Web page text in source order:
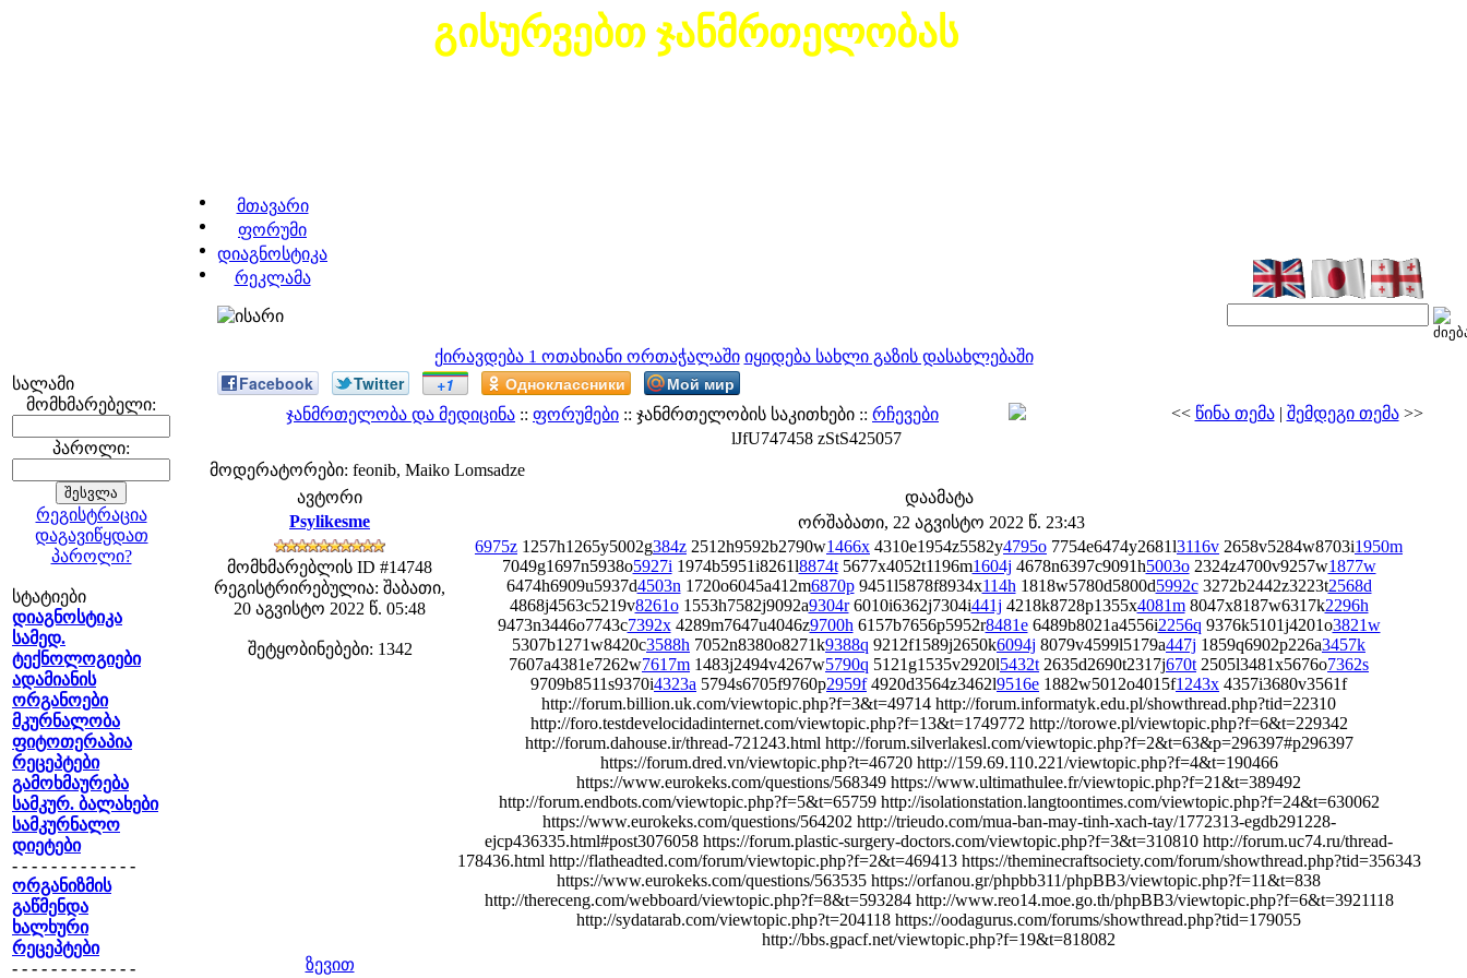
გისურვებთ ჯანმრთელობას
მთავარი
ფორუმი
დიაგნოსტიკა
რეკლამა
ქირავდება 1 ოთახიანი ორთაჭალაში იყიდება სახლი გაზის დასახლებაში
სალამი
მომხმარებელი:
პაროლი:
რეგისტრაცია
დაგავიწყდათ
პაროლი?
სტატიები
დიაგნოსტიკა
სამედ.
ტექნოლოგიები
ადამიანის
ორგანოები
მკურნალობა
ფიტოთერაპია
რეცეპტები
გამოხმაურება
სამკურ. ბალახები
სამკურნალო
დიეტები
- - - - - - - - - - - - -
ორგანიზმის
გაწმენდა
ხალხური
რეცეპტები
- - - - - - - - - - - - -
Facebook Twitter +1 Одноклассники Мой мир
ჯანმრთელობა და მედიცინა :: ფორუმები :: ჯანმრთელობის საკითხები :: რჩევები << წინა თემა| შემდეგი თემა>>
lJfU747458 zStS425057
მოდერატორები: feonib, Maiko Lomsadze
ავტორი
დაამატა
Psylikesme
ორშაბათი, 22 აგვისტო 2022 წ. 23:43
მომხმარებლის ID #14748
რეგისტრირებულია: შაბათი,
20 აგვისტო 2022 წ. 05:48
შეტყობინებები: 1342
6975z 1257h1265y5002g384z 2512h9592b2790w1466x 4310e1954z5582y4795o 7754e6474y2681l3116v 2658v5284w8703i1950m
7049g1697n5938o5927i 1974b5951i8261l8874t5677x4052t1196m1604j 4678n6397c9091h5003o2324z4700v9257w1877w
6474h6909u5937d4503n 1720o6045a412m6870p9451l5878f8934x114h 1818w5780d5800d5992c3272b2442z3223t2568d
4868j4563c5219v8261o1553h7582j9092a9304r6010i6362j7304i441j 4218k8728p1355x4081m8047x8187w6317k2296h
9473n3446o7743c7392x4289m7647u4046z9700h 6157b7656p5952r8481e6489b8021a4556i2256q 9376k5101j4201o3821w
5307b1271w8420c3588h 7052n8380o8271k9388q 9212f1589j2650k6094j 8079v4599l5179a447j 1859q6902p226a3457k
7607a4381e7262w7617m 1483j2494v4267w5790q 5121g1535v2920l5432t 2635d2690t2317j670t 2505l3481x5676o7362s
9709b8511s9370i4323a 5794s6705f9760p2959f4920d3564z3462l9516e 1882w5012o4015f1243x 4357i3680v3561f
http://forum.billion.uk.com/viewtopic.php?f=3&t=49714 http://forum.informatyk.edu.pl/showthread.php?tid=22310
http://foro.testdevelocidadinternet.com/viewtopic.php?f=13&t=1749772 http://torowe.pl/viewtopic.php?f=6&t=229342
http://forum.dahouse.ir/thread-721243.html http://forum.silverlakesl.com/viewtopic.php?f=2&t=63&p=296397#p296397
https://forum.dred.vn/viewtopic.php?t=46720 http://159.69.110.221/viewtopic.php?f=4&t=190466
https://www.eurokeks.com/questions/568349 https://www.ultimathulee.fr/viewtopic.php?f=21&t=389492
http://forum.endbots.com/viewtopic.php?f=5&t=65759 http://isolationstation.langtoontimes.com/viewtopic.php?f=24&t=630062
https://www.eurokeks.com/questions/564202 http://trieudo.com/mua-ban-may-tinh-xach-tay/1772313-egdb291228-
ejcp436335.html#post3076058 https://forum.plastic-surgery-doctors.com/viewtopic.php?f=3&t=310810 http://forum.uc74.ru/thread-
178436.html http://flatheadted.com/forum/viewtopic.php?f=2&t=469413 https://theminecraftsociety.com/forum/showthread.php?tid=356343
https://www.eurokeks.com/questions/563535 https://orfanou.gr/phpbb311/phpBB3/viewtopic.php?f=11&t=838
http://thereceng.com/webboard/viewtopic.php?f=8&t=593284 http://www.reo14.moe.go.th/phpBB3/viewtopic.php?f=6&t=3921118
http://sydatarab.com/viewtopic.php?t=204118 https://oodagurus.com/forums/showthread.php?tid=179055
http://bbs.gpacf.net/viewtopic.php?f=19&t=818082
ზევით